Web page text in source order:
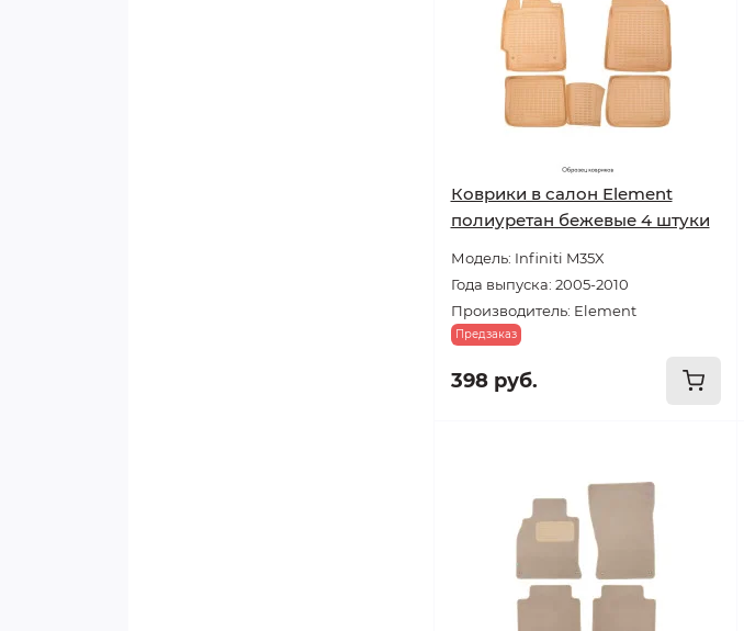
Коврики в салон Element
полиуретан бежевые 4 штуки
Модель: Infiniti M35X
Года выпуска: 2005-2010
Производитель: Element
Предзаказ
398 руб.